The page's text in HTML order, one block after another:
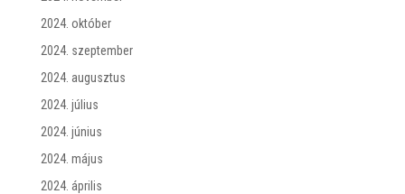
2024. október
2024. szeptember
2024. augusztus
2024. július
2024. június
2024. május
2024. április